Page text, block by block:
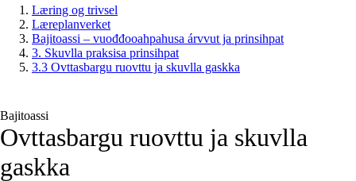
Læring og trivsel
Læreplanverket
Bajitoassi – vuođđooahpahusa árvvut ja prinsihpat
3. Skuvlla praksisa prinsihpat
3.3 Ovttasbargu ruovttu ja skuvlla gaskka
Bajitoassi
Ovttasbargu ruovttu ja skuvlla
gaskka